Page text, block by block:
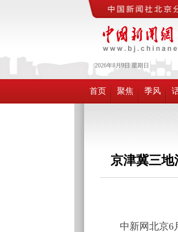
2026年8月 9日 星期日
首页 聚焦 季风
京津冀三
中新网北京6月